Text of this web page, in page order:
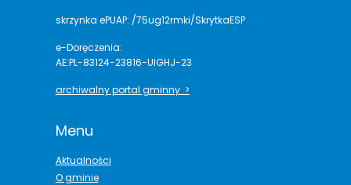
skrzynka ePUAP: /75ug12rmki/SkrytkaESP
e-Doręczenia:
AE:PL-83124-23816-UIGHJ-23
archiwalny portal gminny >
Menu
Aktualności
O gminie